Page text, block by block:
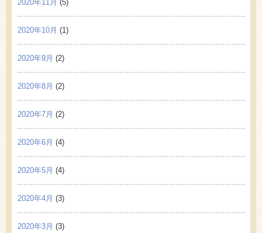
2020年11月 (5)
2020年10月 (1)
2020年9月 (2)
2020年8月 (2)
2020年7月 (2)
2020年6月 (4)
2020年5月 (4)
2020年4月 (3)
2020年3月 (3)